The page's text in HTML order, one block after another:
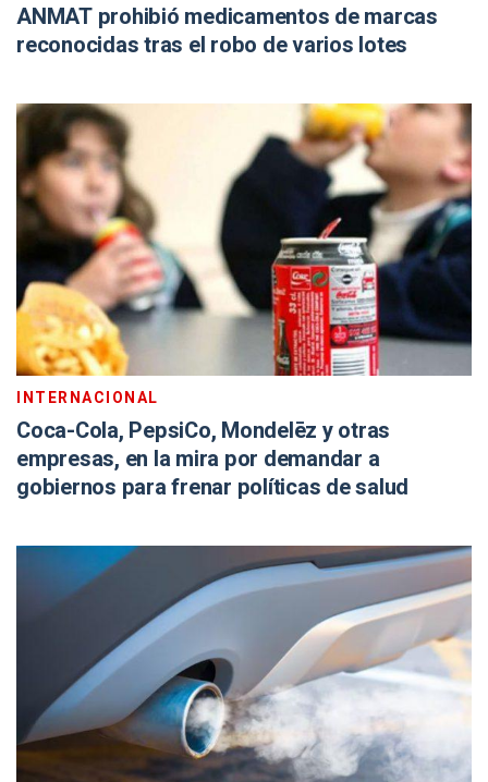
ANMAT prohibió medicamentos de marcas
reconocidas tras el robo de varios lotes
INTERNACIONAL
Coca-Cola, PepsiCo, Mondelēz y otras
empresas, en la mira por demandar a
gobiernos para frenar políticas de salud